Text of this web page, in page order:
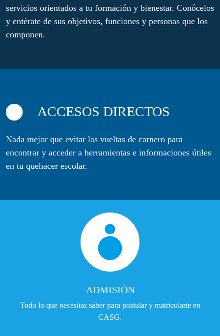
servicios orientados a tu formación y bienestar. Conócelos
y entérate de sus objetivos, funciones y personas que los
componen.
ACCESOS DIRECTOS
Nada mejor que evitar las vueltas de carnero para
encontrar y acceder a herramientas e informaciones útiles
en tu quehacer escolar.
ADMISIÓN
Todo lo que necesitas saber para postular y matricularte en
CASG.